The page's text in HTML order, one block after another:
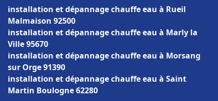
installation et dépannage chauffe eau à Rueil
Malmaison 92500
installation et dépannage chauffe eau à Marly la
Ville 95670
installation et dépannage chauffe eau à Morsang
sur Orge 91390
installation et dépannage chauffe eau à Saint
Martin Boulogne 62280